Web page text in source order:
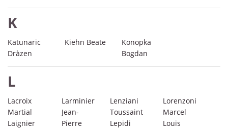
K
Katunaric
Dràzen
Kiehn Beate
Konopka
Bogdan
L
Lacroix
Martial
Laignier
Larminier
Jean-
Pierre
Lenziani
Toussaint
Lepidi
Lorenzoni
Marcel
Louis